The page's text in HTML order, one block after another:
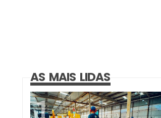
AS MAIS LIDAS